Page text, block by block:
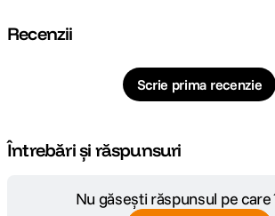
Recenzii
Scrie prima recenzie
Întrebări și răspunsuri
Nu găsești răspunsul pe care